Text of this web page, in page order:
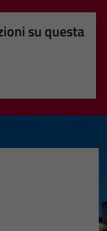
su questa